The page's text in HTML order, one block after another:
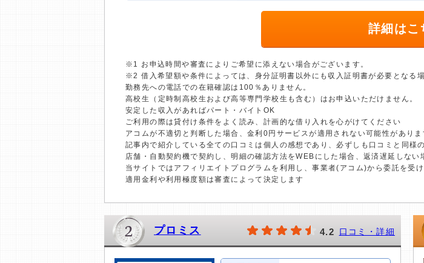
詳細はこ
※1 お申込時間や審査によりご希望に添えない場合がございます。
※2 借入希望額や条件によっては、身分証明書以外にも収入証明書が必要となる場
勤務先への電話での在籍確認は100％ありません。
高校生（定時制高校生および高等専門学校生も含む）はお申込いただけません。
安定した収入があればパート・バイトOK
ご利用の際は貸付け条件をよく読み、計画的な借り入れを心がけてください
アコムが不適切と判断した場合、金利0円サービスが適用されない可能性がありま
記事内で紹介している全ての口コミは個人の感想であり、必ずしも口コミと同様
店舗・自動契約機で契約し、明細の確認方法をWEBにした場合、返済遅延しない
当サイトではアフィリエイトプログラムを利用し、事業者(アコム)から委託を受
適用金利や利用極度額は審査によって決定します
プロミス 4.2 口コミ・詳細